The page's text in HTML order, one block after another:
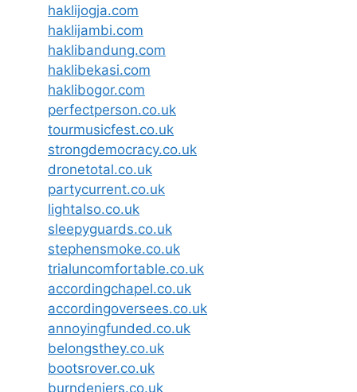
haklijogja.com
haklijambi.com
haklibandung.com
haklibekasi.com
haklibogor.com
perfectperson.co.uk
tourmusicfest.co.uk
strongdemocracy.co.uk
dronetotal.co.uk
partycurrent.co.uk
lightalso.co.uk
sleepyguards.co.uk
stephensmoke.co.uk
trialuncomfortable.co.uk
accordingchapel.co.uk
accordingoversees.co.uk
annoyingfunded.co.uk
belongsthey.co.uk
bootsrover.co.uk
burndeniers.co.uk